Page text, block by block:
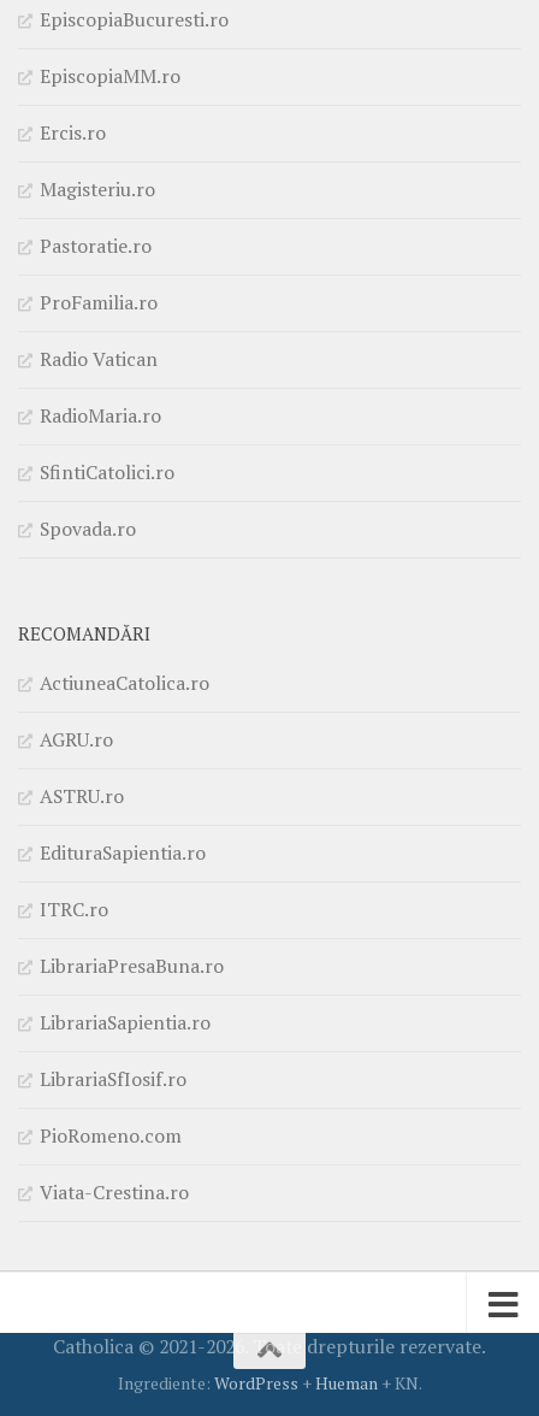
EpiscopiaBucuresti.ro
EpiscopiaMM.ro
Ercis.ro
Magisteriu.ro
Pastoratie.ro
ProFamilia.ro
Radio Vatican
RadioMaria.ro
SfintiCatolici.ro
Spovada.ro
RECOMANDĂRI
ActiuneaCatolica.ro
AGRU.ro
ASTRU.ro
EdituraSapientia.ro
ITRC.ro
LibrariaPresaBuna.ro
LibrariaSapientia.ro
LibrariaSfIosif.ro
PioRomeno.com
Viata-Crestina.ro
Catholica © 2021-2026. Toate drepturile rezervate.
Ingrediente: WordPress +Hueman+ KN.